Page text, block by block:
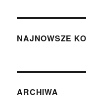
NAJNOWSZE
ARCHIWA